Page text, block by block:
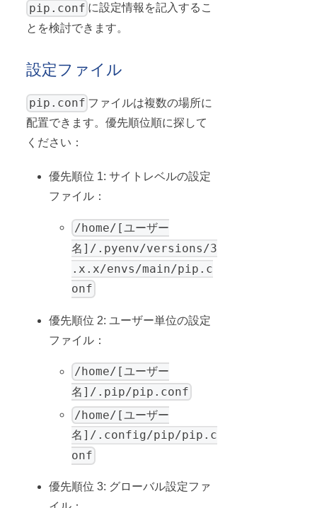
pip.conf に設定情報を記入するこ
とを検討できます。
設定ファイル
pip.conf ファイルは複数の場所に
配置できます。優先順位順に探して
ください：
優先順位 1: サイトレベルの設定
ファイル：
/home/[ユーザー
名]/.pyenv/versions/3
.x.x/envs/main/pip.c
onf
優先順位 2: ユーザー単位の設定
ファイル：
/home/[ユーザー
名]/.pip/pip.conf
/home/[ユーザー
名]/.config/pip/pip.c
onf
優先順位 3: グローバル設定ファ